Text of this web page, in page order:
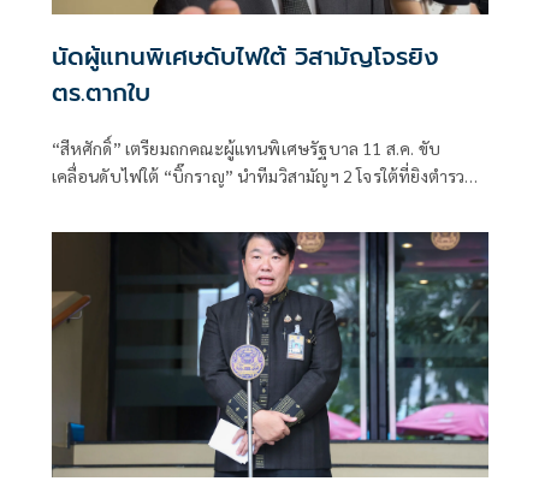
นัดผู้แทนพิเศษดับไฟใต้ วิสามัญโจรยิง
ตร.ตากใบ
“สีหศักดิ์”​ เตรียมถกคณะผู้แทน​พิเศษรัฐบาล​ 11 ส.ค. ขับ
เคลื่อนดับไฟใต้​ “บิ๊กราญ” นำทีมวิสามัญฯ 2 โจรใต้ที่ยิงตำรวจ